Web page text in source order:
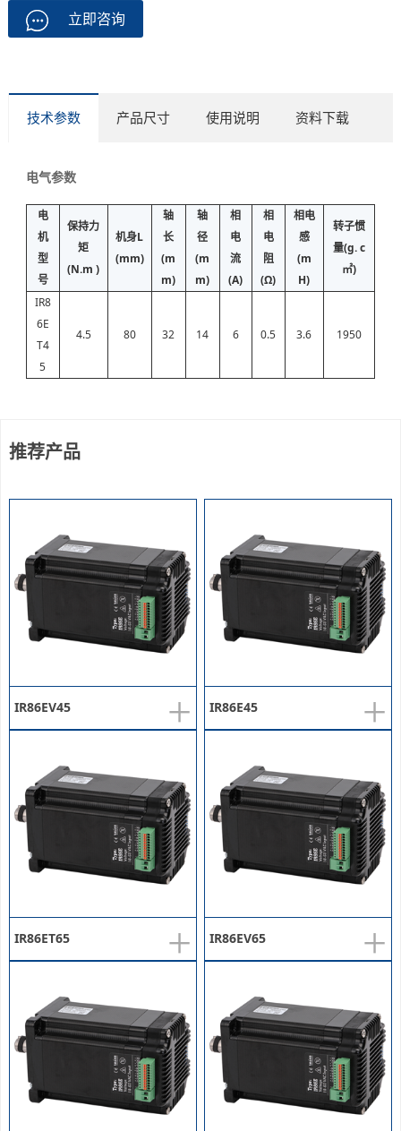
立即咨询
技术参数 产品尺寸 使用说明 资料下载
电气参数
电
机
型
号
保持力
矩
(N.m )
机身L
(mm)
轴
长
(m
m)
轴
径
(m
m)
相
电
流
(A)
相
电
阻
(Ω)
相电
感
(m
H)
转子惯
量(g. c
㎡)
IR8
6E
T4
5
4.5 80 32 14 6 0.5 3.6 1950
推荐产品
+
IR86EV45 +
IR86E45
+
IR86ET65 +
IR86EV65